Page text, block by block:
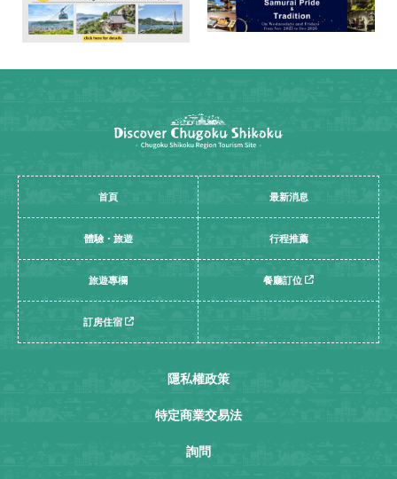
首頁 最新消息
體驗・旅遊 行程推薦
旅遊專欄 餐廳訂位
訂房住宿
隱私權政策
特定商業交易法
詢問